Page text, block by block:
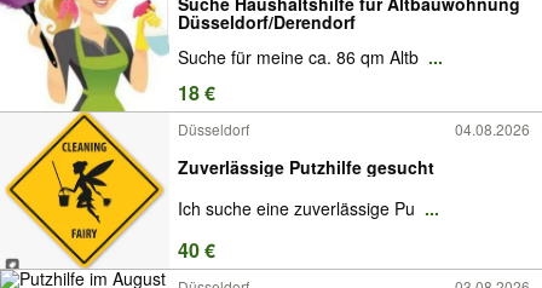
Düsseldorf/Derendorf
Suche für meine ca. 86 qm Altb ...
18 €
Düsseldorf 04.08.2026
Zuverlässige Putzhilfe gesucht
Ich suche eine zuverlässige Pu ...
40 €